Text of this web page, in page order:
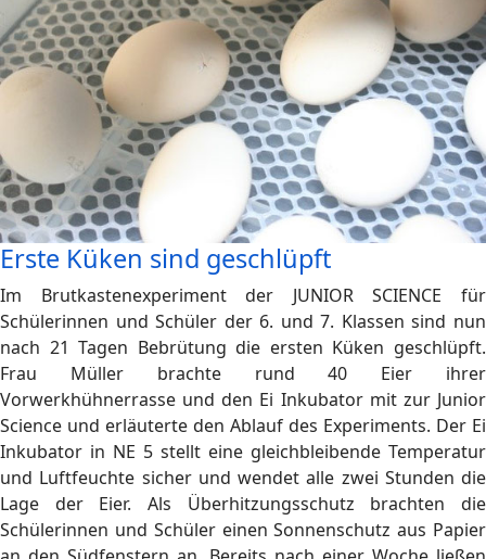
Erste Küken sind geschlüpft
Im Brutkastenexperiment der JUNIOR SCIENCE für
Schülerinnen und Schüler der 6. und 7. Klassen sind nun
nach 21 Tagen Bebrütung die ersten Küken geschlüpft.
Frau Müller brachte rund 40 Eier ihrer
Vorwerkhühnerrasse und den Ei Inkubator mit zur Junior
Science und erläuterte den Ablauf des Experiments. Der Ei
Inkubator in NE 5 stellt eine gleichbleibende Temperatur
und Luftfeuchte sicher und wendet alle zwei Stunden die
Lage der Eier. Als Überhitzungsschutz brachten die
Schülerinnen und Schüler einen Sonnenschutz aus Papier